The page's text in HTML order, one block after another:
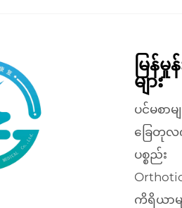
မြန်
များ
ပင်မစာမ
ခြေတု
ပစ္စည်း
ကိရိယာမ